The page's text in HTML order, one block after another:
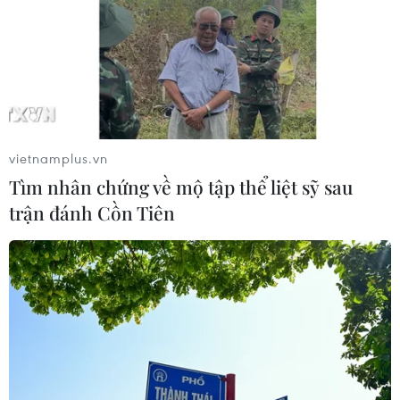
Hỗ trợ
TTXVN
Quảng cáo
Liên hệ
Giấy phép số: 1374/GP-BTTTT do Bộ Thông tin và Truyền thông
cấp ngày 11/9/2008.
Quảng cáo: Phó TBT Nguyễn Thị Tám: 093.5958688, Email:
tamvna@gmail.com
Điện thoại: (024) 39411349 - (024) 39411348, Fax: (024)
39411348
© Bản quyền thuộc về VietnamPlus, TTXVN. Cấm sao chép dưới
mọi hình thức nếu không có sự chấp thuận bằng văn bản.
vietnamplus.vn
Tìm nhân chứng về mộ tập thể liệt sỹ sau
trận đánh Cồn Tiên